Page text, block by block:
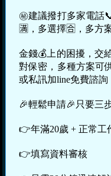
㊙建議撥打多家電話
🈵，多選擇🈴，多方
金錢💰上的困擾，交
對保密，多種方案可
或私訊加line免費諮詢
🎉輕鬆申請🎉只要三
👉年滿20歲 + 正常工
👉填寫資料審核